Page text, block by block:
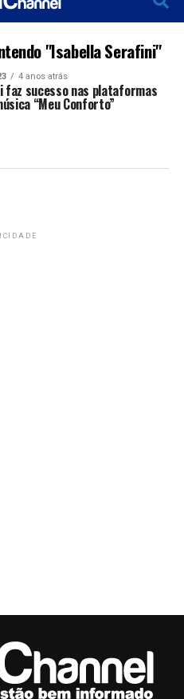
"Isabella Serafini"
4 anos atrás
faz sucesso nas plataformas
“Meu Conforto”